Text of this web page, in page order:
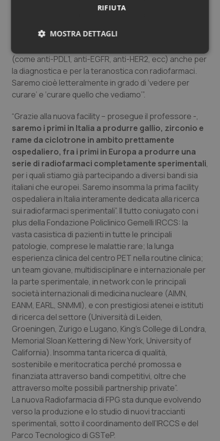
gastro-enterici). Lo step successivo è rappresentato
spiega ancora Annunziata – di usare gli stessi
(come anti-PDL1, anti-EGFR, anti-HER2, ecc) anche per
la diagnostica e per la teranostica con radiofarmaci.
Saremo cioè letteralmente in grado di ‘vedere per
curare’ e ‘curare quello che vediamo’”.
“Grazie alla nuova facility – prosegue il professore -,
saremo i primi in Italia a produrre gallio, zirconio e
rame da ciclotrone in ambito prettamente
ospedaliero, fra i primi in Europa a produrre una
serie di radiofarmaci completamente sperimentali,
per i quali stiamo già partecipando a diversi bandi sia
italiani che europei. Saremo insomma la prima facility
ospedaliera in Italia interamente dedicata alla ricerca
sui radiofarmaci sperimentali”. Il tutto coniugato con i
plus della Fondazione Policlinico Gemelli IRCCS: la
vasta casistica di pazienti in tutte le principali
patologie, comprese le malattie rare; la lunga
esperienza clinica del centro PET nella routine clinica;
un team giovane, multidisciplinare e internazionale per
la parte sperimentale, in network con le principali
società internazionali di medicina nucleare (AIMN,
EANM, EARL, SNMMI), e con prestigiosi atenei e istituti
di ricerca del settore (Università di Leiden,
Groeningen, Zurigo e Lugano, King’s College di Londra,
Memorial Sloan Kettering di New York, University of
California). Insomma tanta ricerca di qualità,
sostenibile e meritocratica perché promossa e
finanziata attraverso bandi competitivi, oltre che
attraverso molte possibili partnership private”.
La nuova Radiofarmacia di FPG sta dunque evolvendo
verso la produzione e lo studio di nuovi traccianti
sperimentali, sotto il coordinamento dell’IRCCS e del
Parco Tecnologico di GSTeP.
RIFIUTA
MOSTRA DETTAGLI
Necessari Statistici Marketing
Necessari Marketing
I cookie necessari contribuiscono a rendere fruibile il
sito web abilitandone funzionalità di base quali la
navigazione sulle pagine e l'accesso alle aree
protette del sito. Il sito web non è in grado di
funzionare correttamente senza questi cookie.
Nome
Fornitore /Dominio
VISITOR_PRIVACY_METADATA
YouTube
.youtube.com
CookieScriptConsent
CookieScript
www.quotidianosanita.it